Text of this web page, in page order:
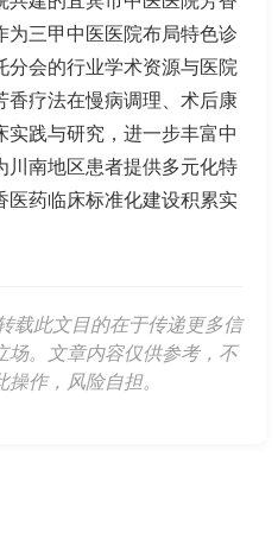
为三甲中医医院布局特色诊
分会的行业学术资源与医院
香疗法在慢病调理、术后康
践与研究，进一步丰富中
川南地区患者提供多元化特
医药临床标准化建设积累实
载此文目的在于传递更多信
场。文章内容仅供参考，不
作，风险自担。